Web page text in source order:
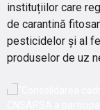
instituțiilor care
de carantină
pesticidelor și al
produselor de uz